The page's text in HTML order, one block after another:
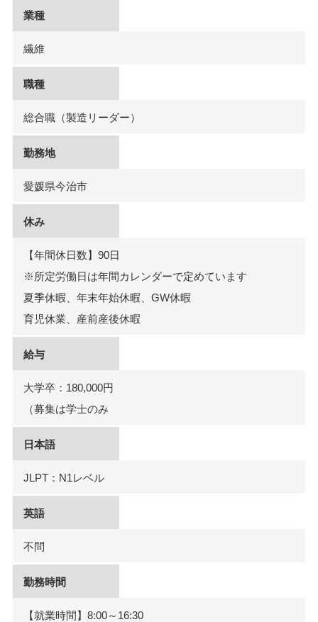
業種
繊維
職種
総合職（製造リーダー）
勤務地
愛媛県今治市
休み
【年間休日数】90日
※所定労働日は年間カレンダーで定めています
夏季休暇、年末年始休暇、GW休暇
育児休業、産前産後休暇
給与
大学卒：180,000円
（募集は学士のみ
日本語
JLPT：N1レベル
英語
不問
勤務時間
【就業時間】8:00～16:30